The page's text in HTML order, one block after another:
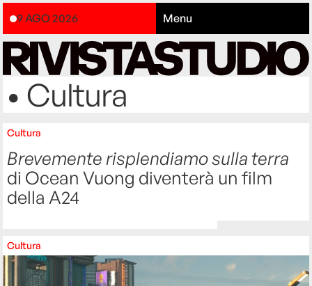
9 AGO 2026 Menu
• Cultura
Cultura
Brevemente risplendiamo sulla terra
di Ocean Vuong diventerà un film
della A24
Cultura